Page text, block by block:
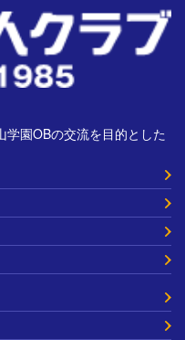
園OBの交流を目的とした